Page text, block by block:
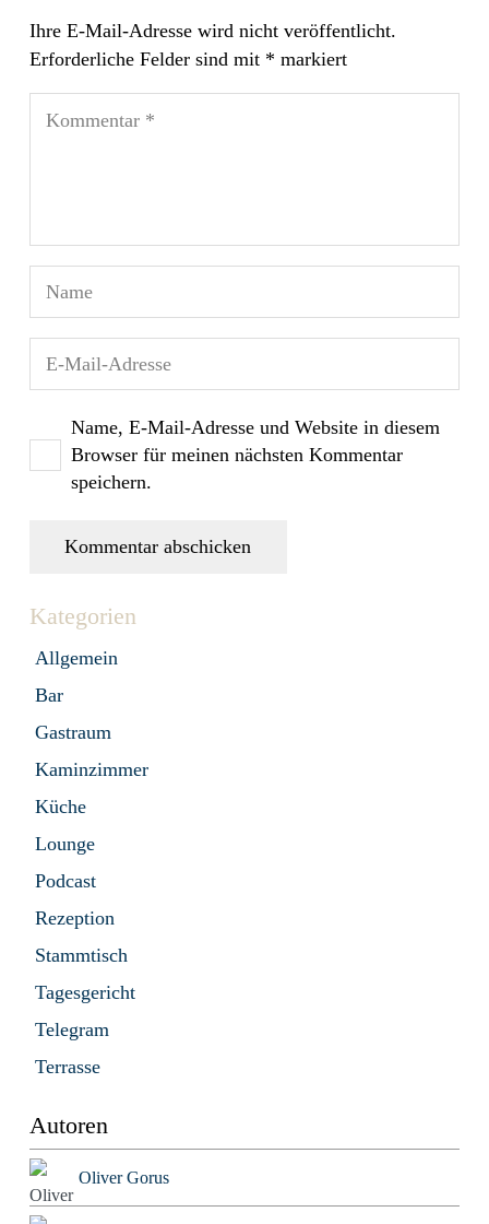
Ihre E-Mail-Adresse wird nicht veröffentlicht.
Erforderliche Felder sind mit * markiert
Name, E-Mail-Adresse und Website in diesem
Browser für meinen nächsten Kommentar
speichern.
Kommentar abschicken
Kategorien
Allgemein
Bar
Gastraum
Kaminzimmer
Küche
Lounge
Podcast
Rezeption
Stammtisch
Tagesgericht
Telegram
Terrasse
Autoren
Oliver Gorus